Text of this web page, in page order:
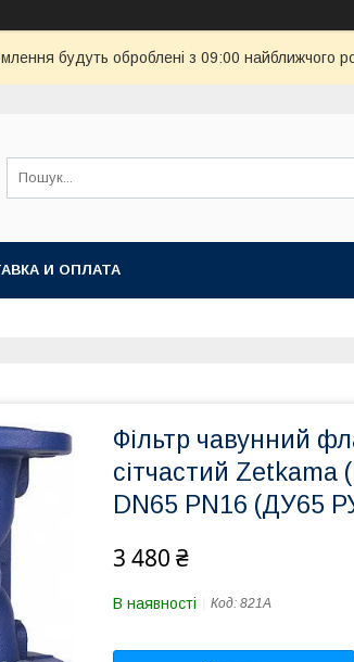
будуть оброблені з 09:00 найближчого
И ОПЛАТА
Фільтр чавунний
сітчастий
DN65 PN16 (ДУ65
3 480 ₴
В наявності Код: 821А